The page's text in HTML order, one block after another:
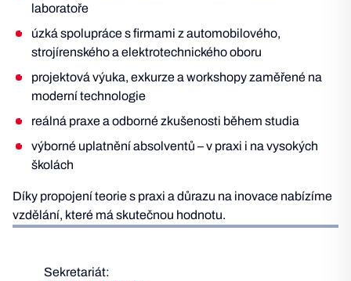
laboratoře
úzká spolupráce s firmami z automobilového,
strojírenského a elektrotechnického oboru
projektová výuka, exkurze a workshopy zaměřené na
moderní technologie
reálná praxe a odborné zkušenosti během studia
výborné uplatnění absolventů – v praxi i na vysokých
školách
Díky propojení teorie s praxi a důrazu na inovace nabízíme
vzdělání, které má skutečnou hodnotu.
Sekretariát: